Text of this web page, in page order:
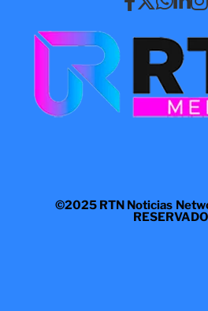
©2025 RTN Noticias